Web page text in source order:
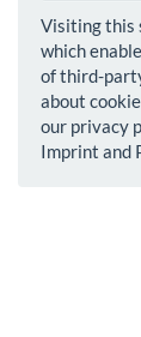
Visiting this
which
of third-
about
our privacy
Imprint and